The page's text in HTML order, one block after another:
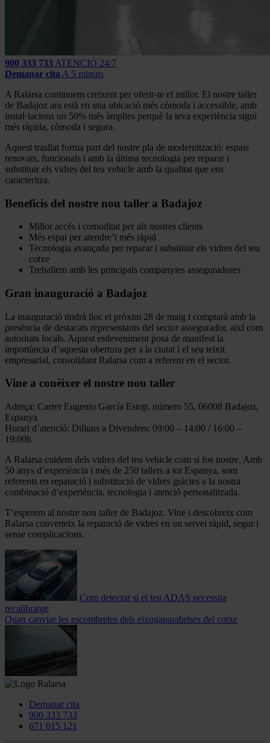
900 333 733 ATENCIÓ 24/7
Demanar cita A 5 minuts
A Ralarsa continuem creixent per oferir-te el millor. El nostre taller
de Badajoz ara està en una ubicació més còmoda i accessible, amb
instal·lacions un 50% més àmplies perquè la teva experiència sigui
més ràpida, còmoda i segura.
Aquest trasllat forma part del nostre pla de modernització: espais
renovats, funcionals i amb la última tecnologia per reparar i
substituir els vidres del teu vehicle amb la qualitat que ens
caracteritza.
Beneficis del nostre nou taller a Badajoz
Millor accés i comoditat per als nostres clients
Més espai per atendre’t més ràpid
Tecnologia avançada per reparar i substituir els vidres del teu
cotxe
Treballem amb les principals companyies asseguradores
Gran inauguració a Badajoz
La inauguració tindrà lloc el pròxim 28 de maig i comptarà amb la
presència de destacats representants del sector assegurador, així com
autoritats locals. Aquest esdeveniment posa de manifest la
importància d’aquesta obertura per a la ciutat i el seu teixit
empresarial, consolidant Ralarsa com a referent en el sector.
Vine a conèixer el nostre nou taller
Adreça: Carrer Eugenio García Estop, número 55, 06008 Badajoz,
Espanya
Horari d’atenció: Dilluns a Divendres: 09:00 – 14:00 / 16:00 –
19:00h
A Ralarsa cuidem dels vidres del teu vehicle com si fos nostre. Amb
50 anys d’experiència i més de 250 tallers a tot Espanya, som
referents en reparació i substitució de vidres gràcies a la nostra
combinació d’experiència, tecnologia i atenció personalitzada.
T’esperem al nostre nou taller de Badajoz. Vine i descobreix com
Ralarsa converteix la reparació de vidres en un servei ràpid, segur i
sense complicacions.
Com detectar si el teu ADAS necessita
recalibratge
Quan canviar les escombretes dels eixugaparabrises del cotxe
Demanar cita
900 333 733
671 015 121